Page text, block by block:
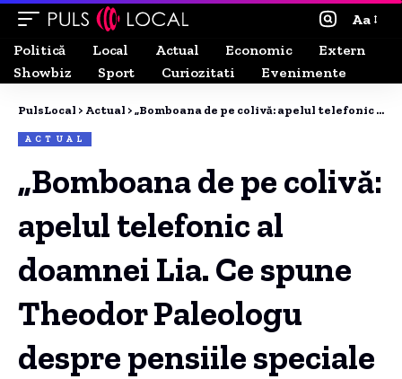
Aa
Politică
Local Actual Economic
Extern
Showbiz
Sport Curiozitati Evenimente
PulsLocal > Actual > „Bomboana de pe colivă: apelul telefonic al doamnei Lia. Ce spune Theodor Paleologu despre pensiile speciale ale magistraților”
ACTUAL
„Bomboana de pe colivă:
apelul telefonic al
doamnei Lia. Ce spune
Theodor Paleologu
despre pensiile speciale